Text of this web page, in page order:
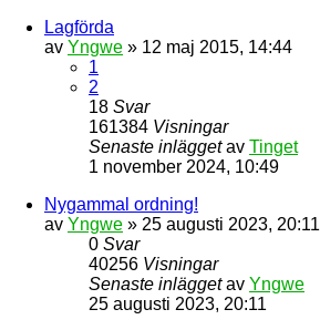
Lagförda
av Yngwe » 12 maj 2015, 14:44
1
2
18 Svar
161384 Visningar
Senaste inläggetav Tinget
1 november 2024, 10:49
Nygammal ordning!
av Yngwe » 25 augusti 2023, 20:11
0 Svar
40256 Visningar
Senaste inläggetav Yngwe
25 augusti 2023, 20:11